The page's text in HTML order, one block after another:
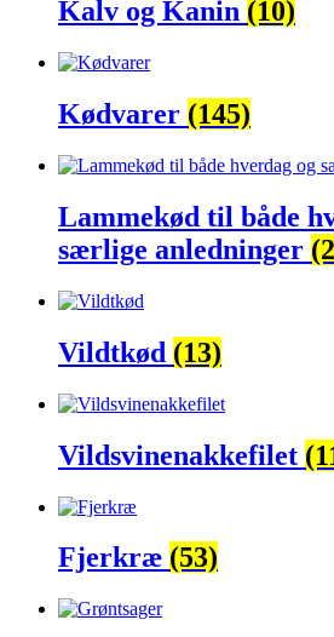
Kalv og Kanin (10)
Kødvarer (145)
Lammekød til både
særlige anledninger
Vildtkød (13)
Vildsvinenakkefilet
Fjerkræ (53)